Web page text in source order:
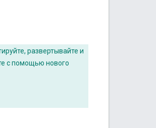
развертывайте и
с помощью нового